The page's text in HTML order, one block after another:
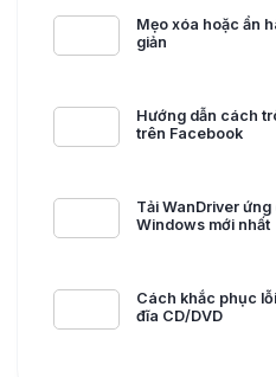
Mẹo xóa hoặc ẩn
giản
Hướng dẫn cách
trên Facebook
Tải WanDriver
Windows mới nhất
Cách khắc phục
đĩa CD/DVD